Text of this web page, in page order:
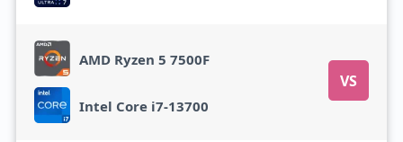
AMD Ryzen 5 7500F
VS
Intel Core i7-13700